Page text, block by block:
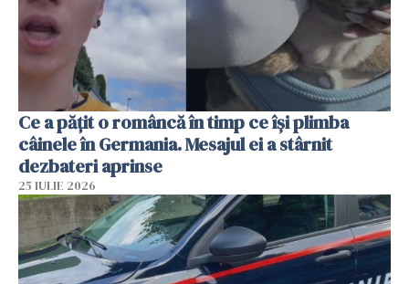
Ce a pățit o româncă în timp ce își plimba
câinele în Germania. Mesajul ei a stârnit
dezbateri aprinse
25 IULIE 2026